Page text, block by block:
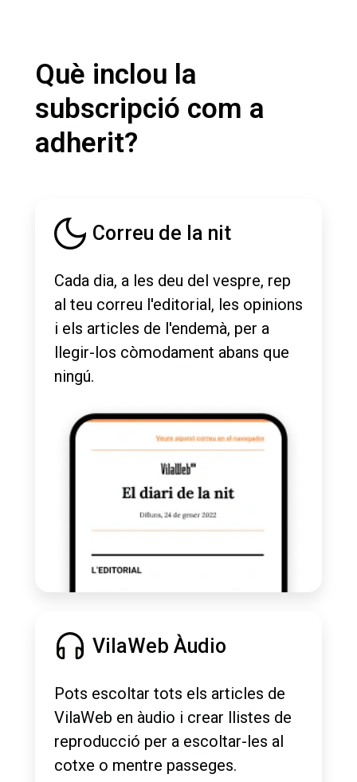
Què inclou la
subscripció com a
adherit?
Correu de la nit
Cada dia, a les deu del vespre, rep
al teu correu l'editorial, les opinions
i els articles de l'endemà, per a
llegir-los còmodament abans que
ningú.
VilaWeb Àudio
Pots escoltar tots els articles de
VilaWeb en àudio i crear llistes de
reproducció per a escoltar-les al
cotxe o mentre passeges.